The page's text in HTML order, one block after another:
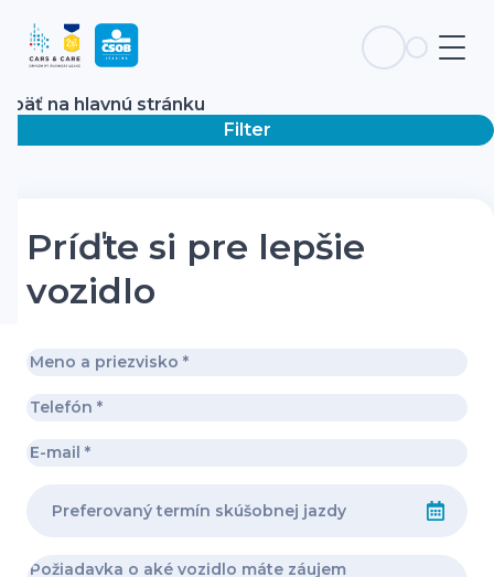
Späť na hlavnú stránku
Filter
Príďte si pre lepšie
vozidlo